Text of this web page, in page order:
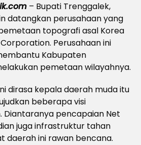
– Bupati Trenggalek,
datangkan perusahaan yang
topografi asal Korea
Perusahaan ini
Kabupaten
pemetaan wilayahnya.
dirasa kepala daerah muda itu
beberapa visi
Diantaranya pencapaian Net
juga infrastruktur tahan
daerah ini rawan bencana.